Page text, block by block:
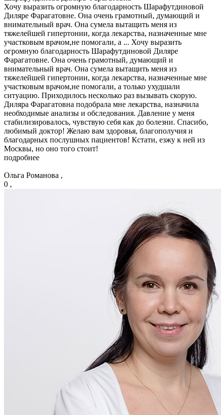
Хочу выразить огромную благодарность Шарафутдиновой
Диляре Фарагатовне. Она очень грамотный, думающий и
внимательный врач. Она сумела вытащить меня из
тяжелейшей гипертонии, когда лекарства, назначенные мне
участковым врачом,не помогали, а ... Хочу выразить
огромную благодарность Шарафутдиновой Диляре
Фарагатовне. Она очень грамотный, думающий и
внимательный врач. Она сумела вытащить меня из
тяжелейшей гипертонии, когда лекарства, назначенные мне
участковым врачом,не помогали, а только ухудшали
ситуацию. Приходилось несколько раз вызывать скорую.
Диляра Фарагатовна подобрала мне лекарства, назначила
необходимые анализы и обследования. Давление у меня
стабилизировалось, чувствую себя как до болезни. Спасибо,
любимый доктор! Желаю вам здоровья, благополучия и
благодарных послушных пациентов! Кстати, езжу к ней из
Москвы, но оно того стоит!
подробнее
Ольга Романова ,
0 ,